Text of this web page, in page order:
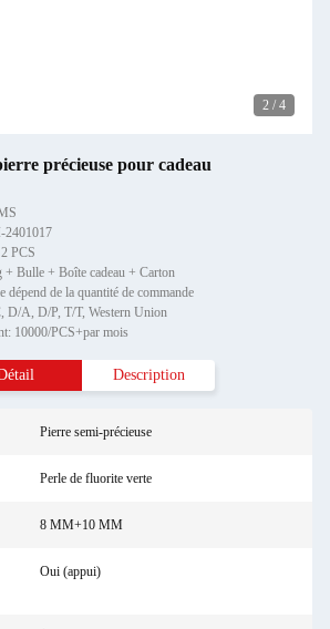
2 / 4
précieuse pour cadeau
2401017
PCS
+ Bulle + Boîte cadeau + Carton
de la quantité de commande
D/A, D/P, T/T, Western Union
10000/PCS+par mois
Description
Pierre semi-précieuse
Perle de fluorite verte
8 MM+10 MM
Oui (appui)